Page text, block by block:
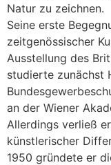
Natur zu zeichnen.
Seine erste
zeitgenössischer
Ausstellung des
studierte zunächst
an der Wiener
Allerdings verließ
künstlerischer
1950 gründete er